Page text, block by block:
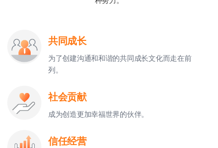
共同成长
为了创建沟通和和谐的共同成长文化而走在前
列。
社会贡献
成为创造更加幸福世界的伙伴。
信任经营